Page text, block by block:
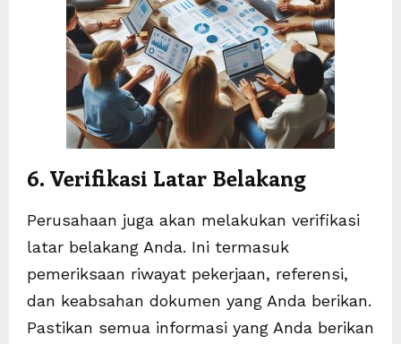
6. Verifikasi Latar Belakang
Perusahaan juga akan melakukan verifikasi
latar belakang Anda. Ini termasuk
pemeriksaan riwayat pekerjaan, referensi,
dan keabsahan dokumen yang Anda berikan.
Pastikan semua informasi yang Anda berikan